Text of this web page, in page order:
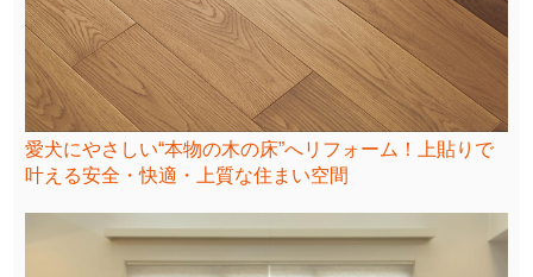
愛犬にやさしい“本物の木の床”へリフォーム！上貼りで
叶える安全・快適・上質な住まい空間